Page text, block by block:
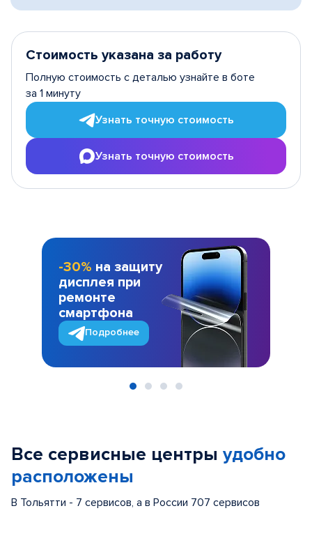
Стоимость указана за работу
Полную стоимость с деталью узнайте в боте
за 1 минуту
Узнать точную стоимость
Узнать точную стоимость
-30% на защиту
дисплея при
ремонте
смартфона
Подробнее
Все сервисные центры удобно
расположены
В Тольятти - 7 сервисов, а в России 707 сервисов